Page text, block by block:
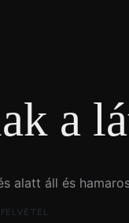
a
alatt áll és